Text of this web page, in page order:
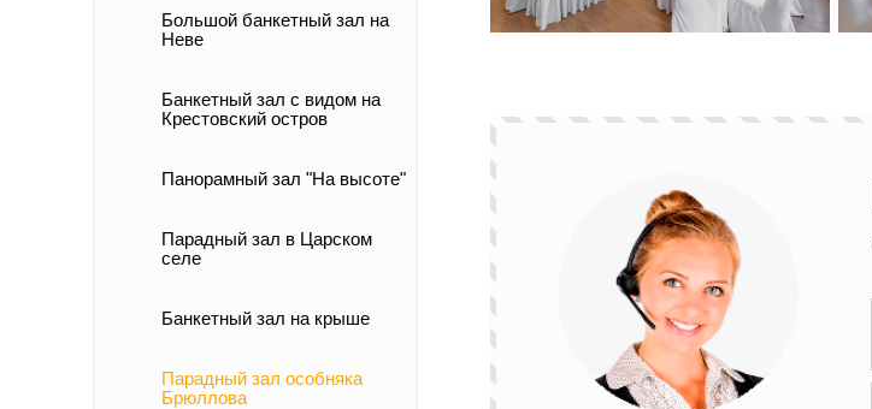
Большой банкетный зал на
Неве
Банкетный зал с видом на
Крестовский остров
Панорамный зал "На высоте"
Парадный зал в Царском
селе
Банкетный зал на крыше
Парадный зал особняка
Брюллова